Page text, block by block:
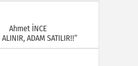
Ahmet Tevfik Selçuk
DÜRZİLER - 10 -